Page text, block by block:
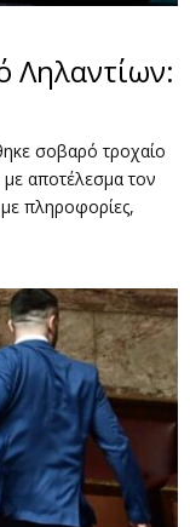
Ληλαντίων:
σοβαρό τροχαίο
αποτέλεσμα τον
πληροφορίες,